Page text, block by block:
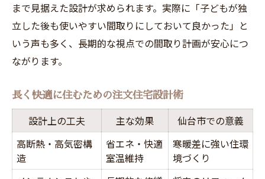
まで見据えた設計が求められます。実際に「子どもが独
立した後も使いやすい間取りにしておいて良かった」と
いう声も多く、長期的な視点での間取り計画が安心につ
ながります。
長く快適に住むための注文住宅設計術
設計上の工夫 主な効果
仙台市での意義
高断熱・高気密構
造
省エネ・快適
室温維持
寒暖差に強い住環
境づくり